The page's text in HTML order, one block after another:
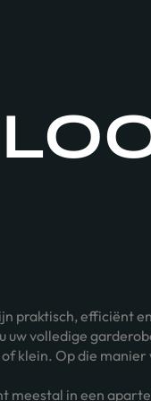
praktisch, efficiënt
uw volledige
klein. Op die manier
meestal in een